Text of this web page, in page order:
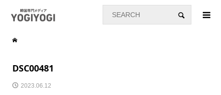
DSC00481
2023.06.12